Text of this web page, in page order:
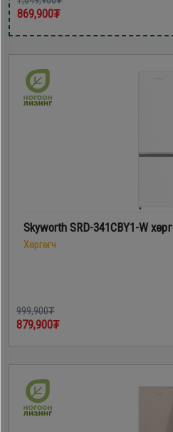
869,900₮
Skyworth SRD-341CBY1-W
Хөргөгч
999,900₮
879,900₮